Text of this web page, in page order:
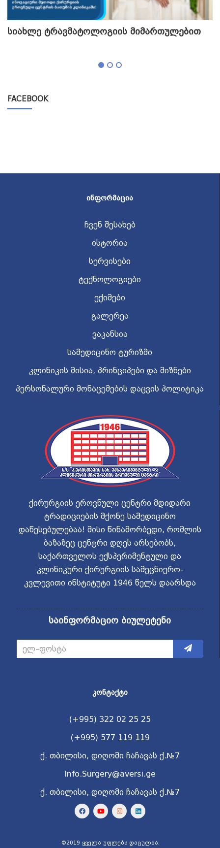
სიახლე ტრავმატოლოგიის მიმართულებით
FACEBOOK
ᲘᲜᲤᲝᲠᲛᲐᲪᲘᲐ
ჩვენ შესახებ
ისტორია
სერვისები
ტექნოლოგიები
ექიმები
გალერეა
ვაკანსია
სამედიცინო ტურიზმი
კლინიკის მისია, პრინციპები და მიზნები
პერსონალური მონაცემების დაცვის პოლიტიკა
ქირურგიის ეროვნული ცენტრი მდიდარი
ტრადიციების მქონე სამედიცინო
დაწესებულებაა! მისი წინამორბედი, რომლის
ბაზაზეც ცენტრი დღეს არსებობს,
საქართველოს ექსპერიმენტული და
კლინიკური ქირურგიის სამეცნიერო-
კვლევითი ინსტიტუტი 1946 წელს დაარსდა
საინფორმაციო ბიულეტენი
ᲙᲝᲜᲢᲐᲥᲢᲘ
(+995) 322 02 25 25
(+995) 577 119 119
ქ. თბილისი, დიღომი ჩაჩავას ქ.№7
Info.Surgery@aversi.ge
ქ. თბილისი, დიღომი ჩაჩავას ქ.№7
©2019 ყველა უფლება დაცულია.